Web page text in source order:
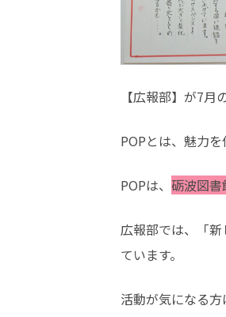
【広報部】が7月
POPとは、魅力
POPは、 砺波図書
広報部では、「
ています。
活動が気になる方